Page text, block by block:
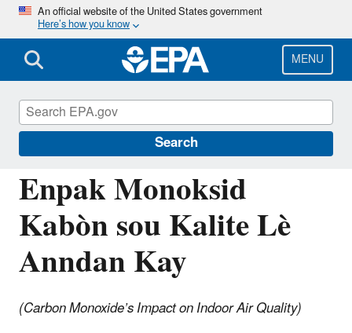
Skip
main
content
An official website of the United States government
Here’s how you know
MENU
Search
Enpak Monoksid
Kabòn sou Kalite Lè
Anndan Kay
(Carbon Monoxide’s Impact on Indoor Air Quality)
Information for Individuals with Limited
English Proficiency